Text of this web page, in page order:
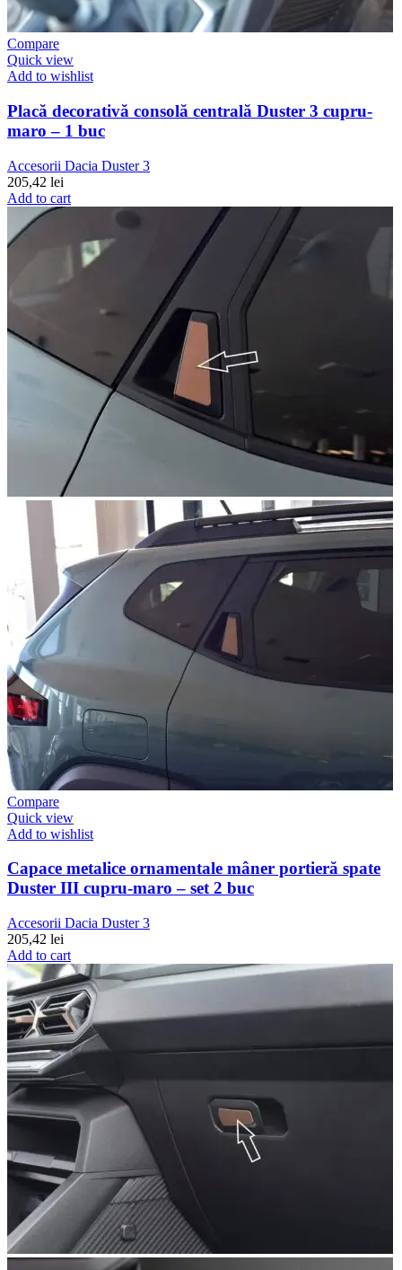
Compare
Quick view
Add to wishlist
Placă decorativă consolă centrală Duster 3 cupru-
maro – 1 buc
Accesorii Dacia Duster 3
205,42 lei
Add to cart
Compare
Quick view
Add to wishlist
Capace metalice ornamentale mâner portieră spate
Duster III cupru-maro – set 2 buc
Accesorii Dacia Duster 3
205,42 lei
Add to cart